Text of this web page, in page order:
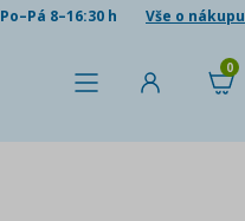
Po–Pá 8–16:30 h Vše o nákupu
0